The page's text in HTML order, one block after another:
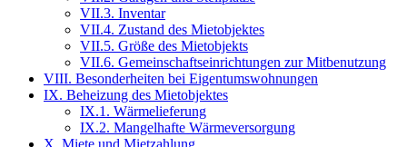
VII.3. Inventar
VII.4. Zustand des Mietobjektes
VII.5. Größe des Mietobjekts
VII.6. Gemeinschaftseinrichtungen zur Mitbenutzung
VIII. Besonderheiten bei Eigentumswohnungen
IX. Beheizung des Mietobjektes
IX.1. Wärmelieferung
IX.2. Mangelhafte Wärmeversorgung
X. Miete und Mietzahlung